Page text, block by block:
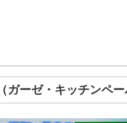
ーゼ・キッチンペー